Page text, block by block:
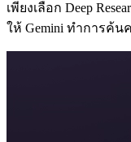
เพียงเลือก Deep
ให้ Gemini ทำการค้